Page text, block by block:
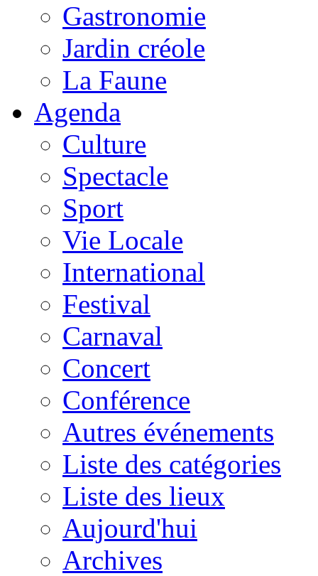
Gastronomie
Jardin créole
La Faune
Agenda
Culture
Spectacle
Sport
Vie Locale
International
Festival
Carnaval
Concert
Conférence
Autres événements
Liste des catégories
Liste des lieux
Aujourd'hui
Archives